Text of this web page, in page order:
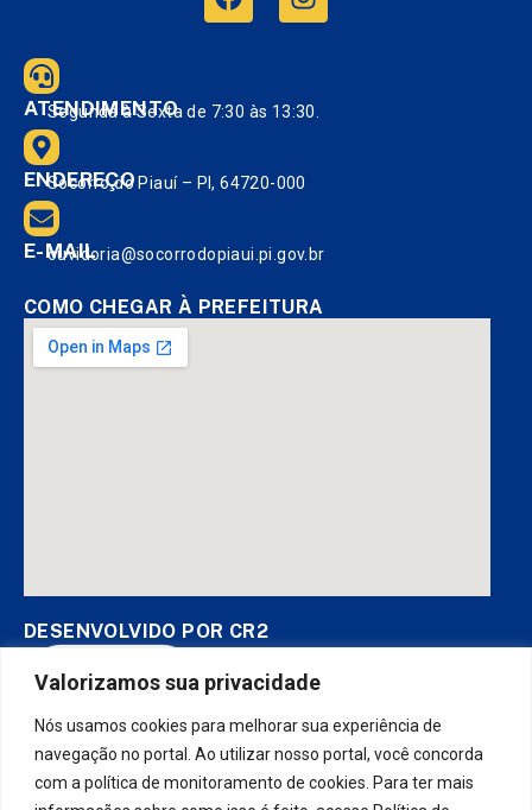
Valorizamos sua privacidade
Nós usamos cookies para melhorar sua experiência de
navegação no portal. Ao utilizar nosso portal, você concorda
com a política de monitoramento de cookies. Para ter mais
ATENDIMENTO
Segunda à Sexta de 7:30 às 13:30.
ENDEREÇO
Socorro do Piauí – PI, 64720-000
E-MAIL
ouvidoria@socorrodopiaui.pi.gov.br
COMO CHEGAR À PREFEITURA
DESENVOLVIDO POR CR2
Muito mais quecriar siteousistema para prefeituras! Realizamos
umaassessoria completa, onde garantimos em contrato que
todas as exigências das leis de transparência pública serão
atendidas.